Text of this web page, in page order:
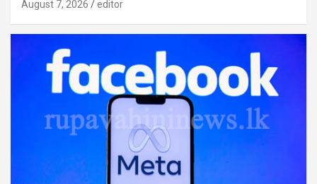
August 7, 2026 editor